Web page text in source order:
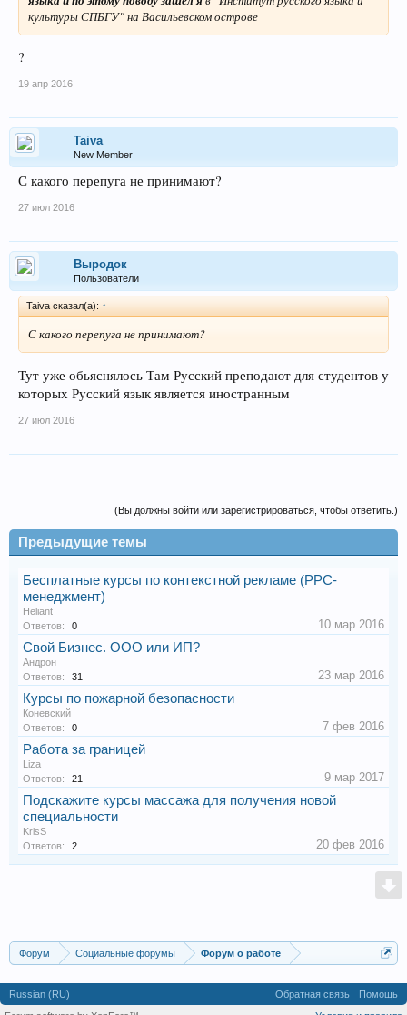
культуры СПБГУ" на Васильевском острове
?
19 апр 2016
Taiva
New Member
С какого перепуга не принимают?
27 июл 2016
Выродок
Пользователи
Taiva сказал(а): ↑
С какого перепуга не принимают?
Тут уже обьяснялось Там Русский преподают для студентов у
которых Русский язык является иностранным
27 июл 2016
(Вы должны войти или зарегистрироваться, чтобы ответить.)
Предыдущие темы
Бесплатные курсы по контекстной рекламе (PPC-
менеджмент)
Heliant
Ответов:
0 10 мар 2016
Свой Бизнес. ООО или ИП?
Андрон
Ответов:
31 23 мар 2016
Курсы по пожарной безопасности
Коневский
Ответов:
0 7 фев 2016
Работа за границей
Liza
Ответов:
21 9 мар 2017
Подскажите курсы массажа для получения новой
специальности
KrisS
Ответов:
2 20 фев 2016
Форум Социальные форумы Форум о работе
Russian (RU) Обратная связь
Помощь